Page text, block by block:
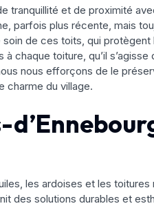
tranquillité et de proximité
parfois plus récente, mais
de ces toits, qui protègent
toiture, qu’il
nous efforçons de le
charme du village.
les ardoises et les
des solutions durables et